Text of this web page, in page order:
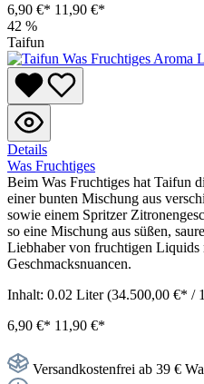
6,90 €* 11,90 €*
42 %
Taifun
Details
Was Fruchtiges
Beim Was Fruchtiges hat Taifun
einer bunten Mischung aus
sowie einem Spritzer
so eine Mischung aus süßen,
Liebhaber von fruchtigen Liquids
Geschmacksnuancen.
Inhalt: 0.02 Liter(34.500,00 €* /
6,90 €* 11,90 €*
Versandkostenfrei ab 39 €